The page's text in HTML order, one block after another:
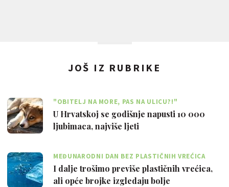
JOŠ IZ RUBRIKE
"OBITELJ NA MORE, PAS NA ULICU?!"
U Hrvatskoj se godišnje napusti 10 000
ljubimaca, najviše ljeti
MEĐUNARODNI DAN BEZ PLASTIČNIH VREĆICA
I dalje trošimo previše plastičnih vrećica,
ali opće brojke izgledaju bolje